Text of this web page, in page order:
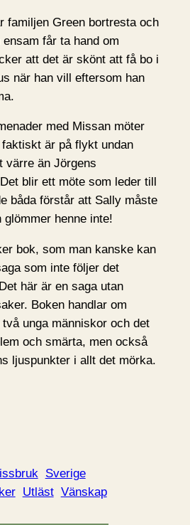
familjen Green bortresta och
får ta hand om
att det är skönt att få bo i
när han vill eftersom han
med Missan möter
är på flykt undan
värre än Jörgens
blir ett möte som leder till
båda förstår att Sally måste
henne inte!
bok, som man kanske kan
som inte följer det
här är en saga utan
Boken handlar om
unga människor och det
och smärta, men också
ljuspunkter i allt det mörka.
Sverige
Utläst Vänskap